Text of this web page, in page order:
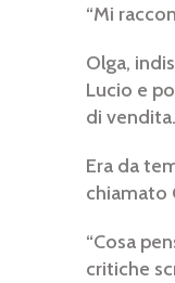
“Mi
Olga,
Lucio e
di vendita.
Era da
chiamato
“Cosa
critiche